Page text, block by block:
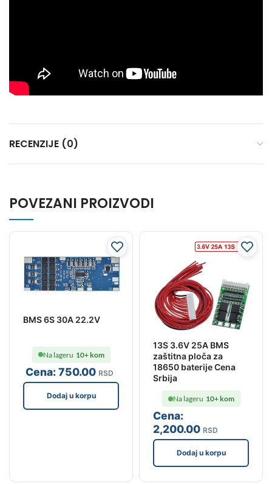
RECENZIJE (0)
POVEZANI PROIZVODI
BMS 6S 30A 22.2V
Cena:750.00 RSD
Na lageru 10+ kom
Dodaj u korpu
13S 3.6V 25A BMS
zaštitna ploča za
18650 baterije Cena
Srbija
Cena:
2,200.00 RSD
Na lageru 10+ kom
Dodaj u korpu